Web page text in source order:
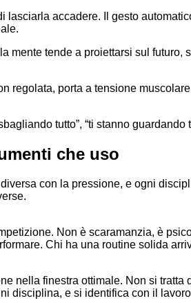
lasciarla accadere. Il gesto
mente tende a proiettarsi sul
regolata, porta a tensione
tutto”, “ti stanno
che uso
con la pressione, e ogni
Non è scaramanzia, è
Chi ha una routine solida
nella finestra ottimale. Non si
disciplina, e si identifica con il